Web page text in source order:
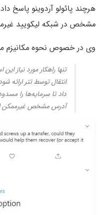
مشخص در شبکه لیکویید
وی در خصوص نحوه مکانیزم
تنها راهکار مورد نیاز
انتقال توسط تتر ارائه
داد تا سرمایه‌ها را
آدرس مشخص